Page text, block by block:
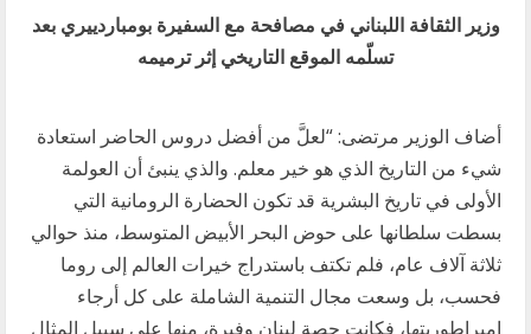
وزير الثقافة اللبناني في مصافحة مع السفيرة بومباردييري بعد
تسلّمه الموقع التاريخي إثر ترميمه
أضاف الوزير مرتضى: “لعلَّ من أفضل دروس الحاضر استعادة
شيء من التاريخ الذي هو خير معلم. والذي ينبئ أن العولمة
الأولى في تاريخ البشرية قد تكون الحضارة الرومانية التي
بسطت سلطانها على حوض البحر الأبيض المتوسط، منذ حوالي
ثلاثة آلاف عام، فلم تكتف باستدراج خيرات العالم إلى روما
فحسب، بل وسعت مجال التنمية الشاملة على كل أرجاء
امبراطوريتها، فكانت حصة لبنان وفيرة، منها على سبيل المثال